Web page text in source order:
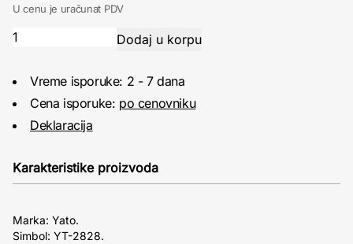
U cenu je uračunat PDV
Vreme isporuke: 2 - 7 dana
Cena isporuke: po cenovniku
Deklaracija
Karakteristike proizvoda
Marka: Yato.
Simbol: YT-2828.